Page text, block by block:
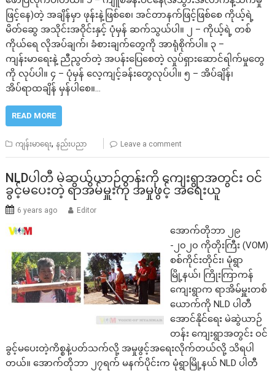
ဖြင့်နေ)တဲ့ အချိန်မှာ ဖုန်းနဲ့ဖြစ်စေ၊ အင်တာနက်ဖြင့်ဖြစ်စေ ကိုယ့်ရဲ့
မိတ်ဆွေ အသိုင်းအဝိုင်းနှင့် ပုံမှန် ဆက်သွယ်ပါ။ ၂ – ကိုယ့်ရဲ့ တစ်
ကိုယ်ရေ လိုအပ်ချက်၊ ခံစားချက်တွေကို အာရုံစိုက်ပါ။ ၃ –
ကျန်းမာရေးနဲ့ ညီညွတ်တဲ့ အပန်းပြေစေတဲ့ လှုပ်ရှားဆောင်ရါက်မှုတွေ
ကို လုပ်ပါ။ ၄ – ပုံမှန် လေ့ကျင့်ခန်းတွေလုပ်ပါ။ ၅ – အိပ်ချိန်၊
အိပ်ရာထချိန် မှန်ပါစေ။…
READ MORE
ကျန်းမာရေး,နည်းပညာ Leave a comment
NLDပါတီ မဲဆွယ်ယာဉ်တန်းကို ကျေးရွာအတွင်း ဝင်
ခွင့်မပေးတဲ့ ရာအိမ်မှူးကို အမှုဖွင့် အရေးယူ
6 years ago Editor
အောက်တိုဘာ ၂၉
-၂၀၂၀ ကိုတိုးကြီး (VOM)
စစ်ကိုင်းတိုင်း၊ မုံရွာ
မြို့နယ်၊ ကြိုးကြာကန်
ကျေးရွာက ရာအိမ်မှူးတစ်
ယောက်ကို NLD ပါတီ
အောင်နိုင်ရေး မဲဆွဲယာဉ်
တန်း ကျေးရွာအတွင်း ဝင်
ခွင့်မပေးတဲ့ကိစ္စနဲ့ပတ်သက်လို့ အမှုဖွင့်အရေးလိုက်တယ်လို့ သိရပါ
တယ်။ အောက်တိုဘာ ၂၇ရက် မနက်ပိုင်းက မုံရွာမြို့နယ် NLD ပါတီ